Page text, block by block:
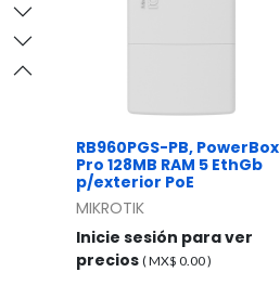
RB960PGS-PB, PowerBox
Pro 128MB RAM 5 EthGb
p/exterior PoE
MIKROTIK
Inicie sesión para ver
precios ( MX$ 0.00)